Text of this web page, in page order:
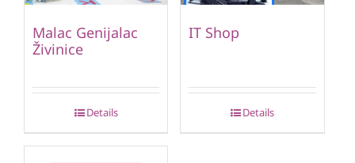
Malac Genijalac
Živinice
Details
IT Shop
Details